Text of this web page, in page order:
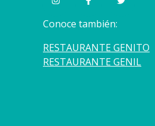
Conoce también:
RESTAURANTE GENITO
RESTAURANTE GENIL